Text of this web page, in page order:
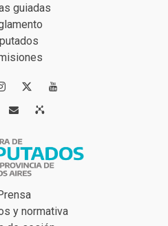
guiadas

 
y normativa